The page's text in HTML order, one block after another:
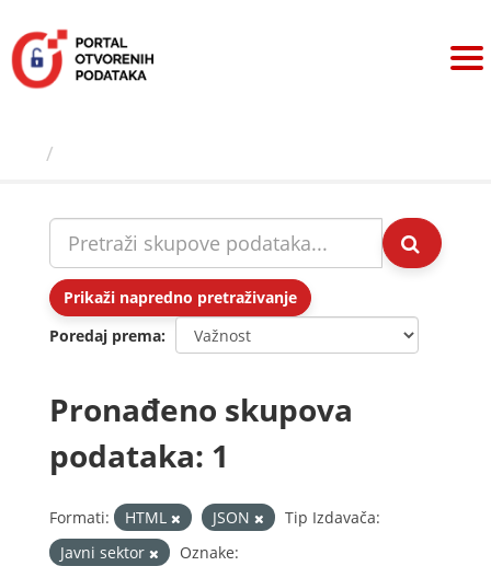
sadržaj
Prikaži napredno pretraživanje
Poredaj prema
Pronađeno skupova
podataka: 1
Formati: HTML JSON
Tip Izdavača:
Javni sektor
Oznake: